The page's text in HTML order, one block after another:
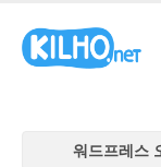
워드프레스